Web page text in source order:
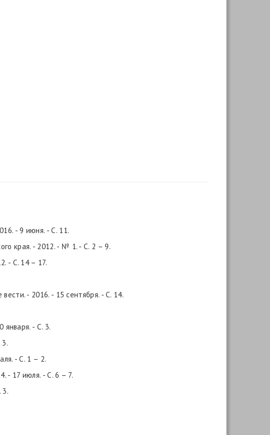
- 9 июня. - С. 11.
края. - 2012. - № 1. - С. 2 – 9.
- С. 14 – 17.
- 2016. - 15 сентября. - С. 14.
января. - С. 3.
- С. 1 – 2.
- 17 июля. - С. 6 – 7.
3.